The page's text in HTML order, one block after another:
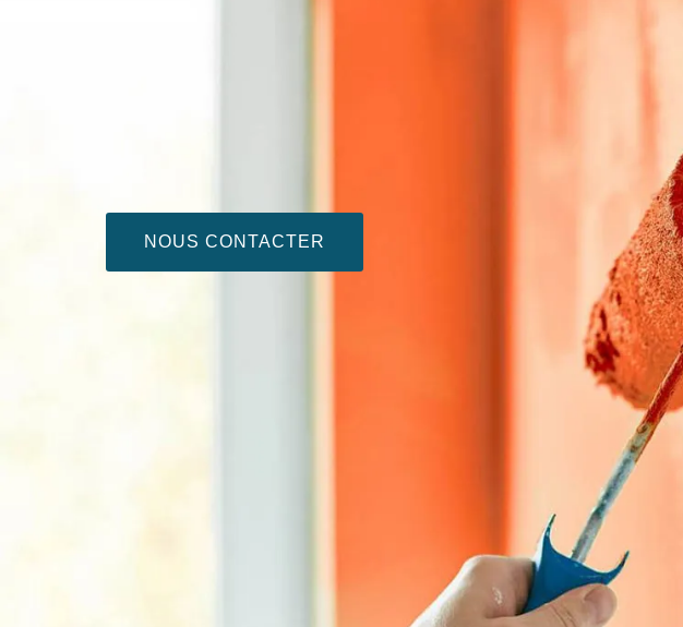
NOUS CONTACTER